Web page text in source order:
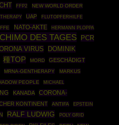
FFP2 NEW WORLD ORDER
UAP FLUTOPFERHILFE
NATO-AKTE HERMANN PLOPPA
DES TAGES
PCR
VIRUS
DOMINIK
種TOP MORD GESCHÄDIGT
MRNA-GENTHERAPY
MARKUS
PEOPLE MICHAEL
KANADA
CORONA-
KONTINENT ANTIFA
EPSTEIN
RALF LUDWIG
POLY GRID